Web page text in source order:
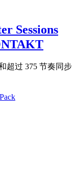
Sessions
超过 375 节奏同步